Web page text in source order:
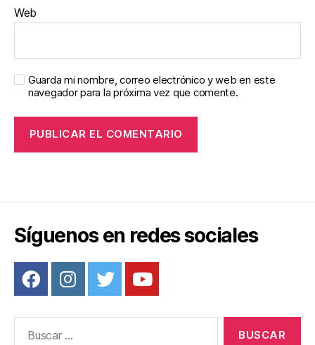
Web
Guarda mi nombre, correo electrónico y web en este
navegador para la próxima vez que comente.
Síguenos en redes sociales